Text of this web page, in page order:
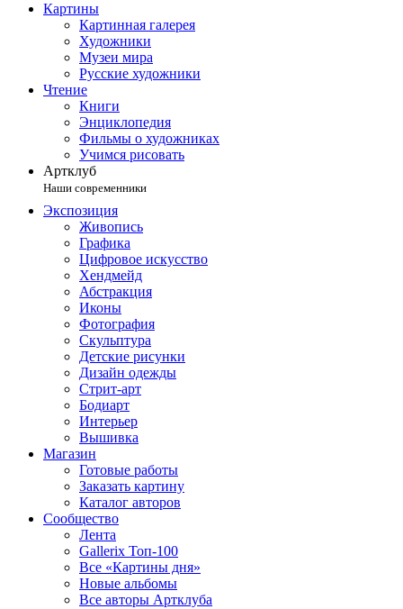
Картины
Картинная галерея
Художники
Музеи мира
Русские художники
Чтение
Книги
Энциклопедия
Фильмы о художниках
Учимся рисовать
Артклуб
Наши современники
Экспозиция
Живопись
Графика
Цифровое искусство
Хендмейд
Абстракция
Иконы
Фотография
Скульптура
Детские рисунки
Дизайн одежды
Стрит-арт
Бодиарт
Интерьер
Вышивка
Магазин
Готовые работы
Заказать картину
Каталог авторов
Сообщество
Лента
Gallerix Топ-100
Все «Картины дня»
Новые альбомы
Все авторы Артклуба